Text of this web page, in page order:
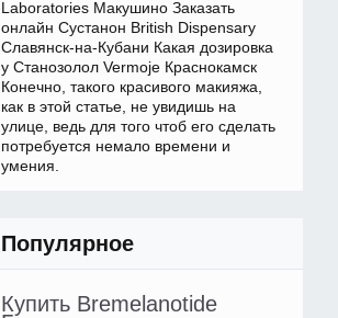
Laboratories Макушино Заказать
онлайн Сустанон British Dispensary
Славянск-на-Кубани Какая дозировка
у Станозолол Vermoje Краснокамск
Конечно, такого красивого макияжа,
как в этой статье, не увидишь на
улице, ведь для того чтоб его сделать
потребуется немало времени и
умения.
Популярное
Купить Bremelanotide